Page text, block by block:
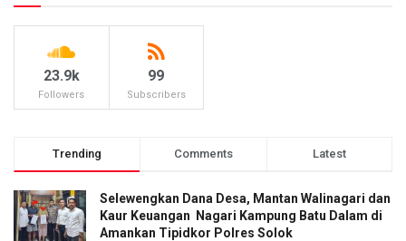
23.9k
Followers
99
Subscribers
Trending Comments Latest
Selewengkan Dana Desa, Mantan Walinagari dan
Kaur Keuangan Nagari Kampung Batu Dalam di
Amankan Tipidkor Polres Solok